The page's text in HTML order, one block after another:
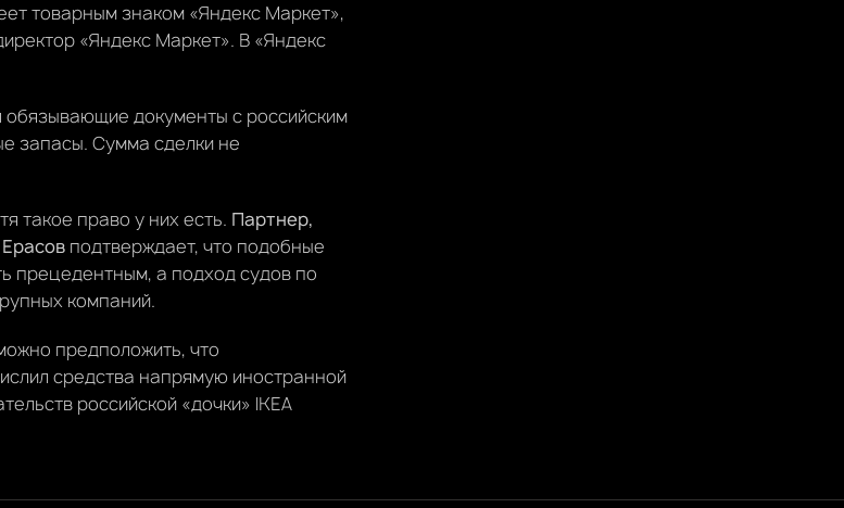
товарным знаком «Яндекс Маркет»,
«Яндекс Маркет». В «Яндекс
документы с российским
запасы. Сумма сделки не
такое право у них есть. Партнер,
подтверждает, что подобные
прецедентным, а подход судов по
компаний.
предположить, что
средства напрямую иностранной
российской «дочки» IKEA